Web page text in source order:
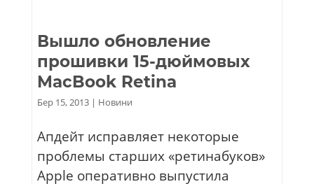
Вышло обновление
прошивки 15-дюймовых
MacBook Retina
Бер 15, 2013| Новини
Апдейт исправляет некоторые
проблемы старших «ретинабуков»
Apple оперативно выпустила